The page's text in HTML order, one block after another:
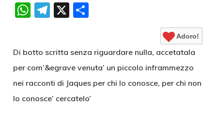
WhatsApp
Telegram
X Condividi
Adoro!
Di botto scritta senza riguardare nulla, accetatala
per com’&egrave venuta’ un piccolo inframmezzo
nei racconti di Jaques per chi lo conosce, per chi non
lo conosce’ cercatelo’